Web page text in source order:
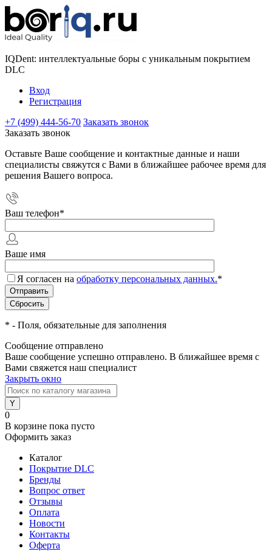
IQDent: интеллектуальные боры с уникальным покрытием
DLC
Вход
Регистрация
+7 (499) 444-56-70 Заказать звонок
Заказать звонок
Оставьте Ваше сообщение и контактные данные и наши
специалисты свяжутся с Вами в ближайшее рабочее время для
решения Вашего вопроса.
Ваш телефон*
Ваше имя
Я согласен на обработку персональных данных.*
* - Поля, обязательные для заполнения
Сообщение отправлено
Ваше сообщение успешно отправлено. В ближайшее время с
Вами свяжется наш специалист
Закрыть окно
0
В корзине пока пусто
Оформить заказ
Каталог
Покрытие DLC
Бренды
Вопрос ответ
Отзывы
Оплата
Новости
Контакты
Оферта